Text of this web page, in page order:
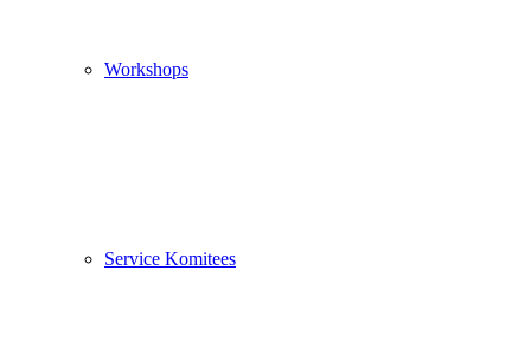
Workshops
Service Komitees